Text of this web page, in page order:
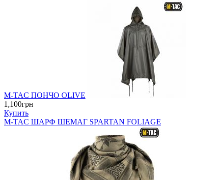
M-TAC ПОНЧО OLIVE
1,100грн
Купить
M-TAC ШАРФ ШЕМАГ SPARTAN FOLIAGE